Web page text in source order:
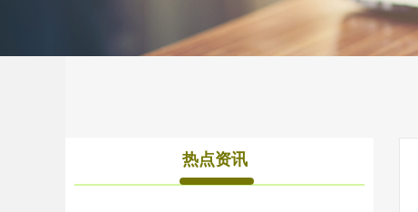
热点资讯